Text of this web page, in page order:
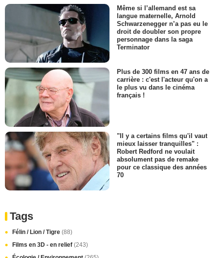
Même si l’allemand est sa
langue maternelle, Arnold
Schwarzenegger n’a pas eu le
droit de doubler son propre
personnage dans la saga
Terminator
Plus de 300 films en 47 ans de
carrière : c'est l'acteur qu'on a
le plus vu dans le cinéma
français !
"Il y a certains films qu'il vaut
mieux laisser tranquilles" :
Robert Redford ne voulait
absolument pas de remake
pour ce classique des années
70
Tags
Félin / Lion / Tigre (88)
Films en 3D - en relief (243)